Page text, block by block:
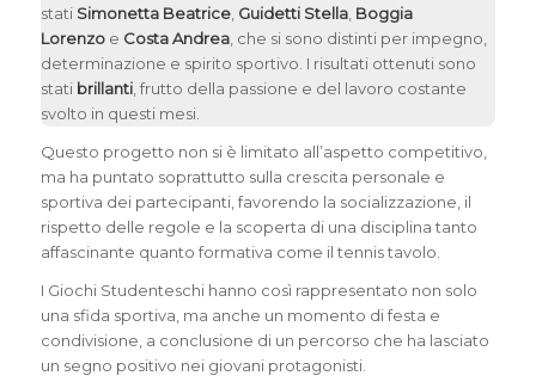
stati Simonetta Beatrice, Guidetti Stella, Boggia
Lorenzoe Costa Andrea, che si sono distinti per impegno,
determinazione e spirito sportivo. I risultati ottenuti sono
stati brillanti, frutto della passione e del lavoro costante
svolto in questi mesi.
Questo progetto non si è limitato all’aspetto competitivo,
ma ha puntato soprattutto sulla crescita personale e
sportiva dei partecipanti, favorendo la socializzazione, il
rispetto delle regole e la scoperta di una disciplina tanto
affascinante quanto formativa come il tennis tavolo.
I Giochi Studenteschi hanno così rappresentato non solo
una sfida sportiva, ma anche un momento di festa e
condivisione, a conclusione di un percorso che ha lasciato
un segno positivo nei giovani protagonisti.